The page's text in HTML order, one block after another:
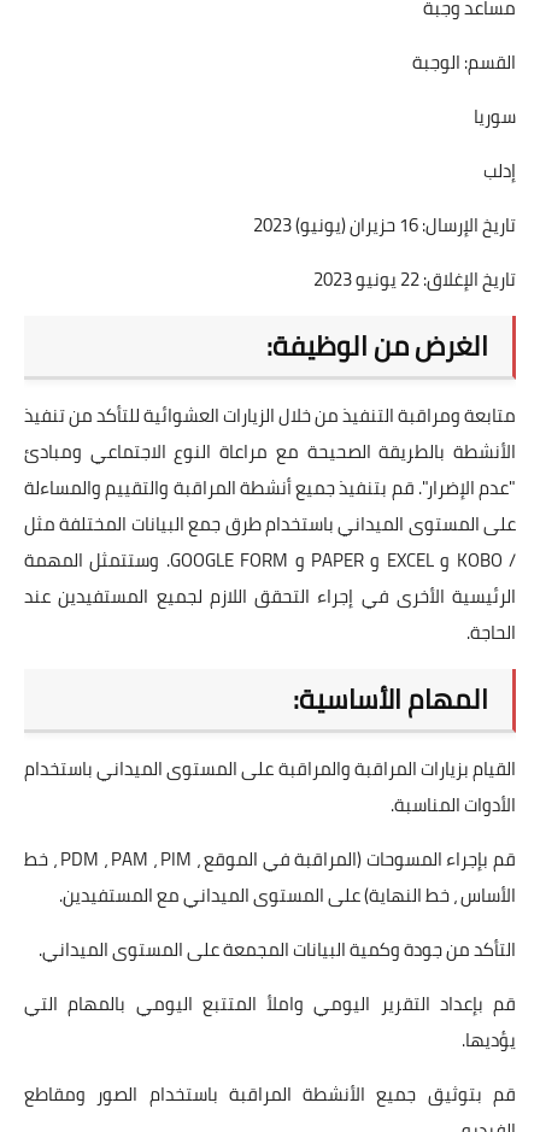
مساعد وجبة
القسم: الوجبة
سوريا
إدلب
تاريخ الإرسال: 16 حزيران (يونيو) 2023
تاريخ الإغلاق: 22 يونيو 2023
الغرض من الوظيفة:
متابعة ومراقبة التنفيذ من خلال الزيارات العشوائية للتأكد من تنفيذ
الأنشطة بالطريقة الصحيحة مع مراعاة النوع الاجتماعي ومبادئ
"عدم الإضرار". قم بتنفيذ جميع أنشطة المراقبة والتقييم والمساءلة
على المستوى الميداني باستخدام طرق جمع البيانات المختلفة مثل
/ KOBO و EXCEL و PAPER و GOOGLE FORM. وستتمثل المهمة
الرئيسية الأخرى في إجراء التحقق اللازم لجميع المستفيدين عند
الحاجة.
المهام الأساسية:
القيام بزيارات المراقبة والمراقبة على المستوى الميداني باستخدام
الأدوات المناسبة.
قم بإجراء المسوحات (المراقبة في الموقع ، PDM ، PAM ، PIM ، خط
الأساس ، خط النهاية) على المستوى الميداني مع المستفيدين.
التأكد من جودة وكمية البيانات المجمعة على المستوى الميداني.
قم بإعداد التقرير اليومي واملأ المتتبع اليومي بالمهام التي
يؤديها.
قم بتوثيق جميع الأنشطة المراقبة باستخدام الصور ومقاطع